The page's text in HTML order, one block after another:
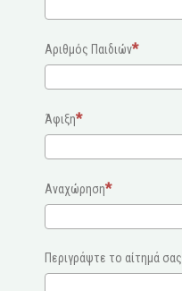
Αριθμός Παιδιών
Άφιξη
Αναχώρηση
Περιγράψτε το αίτημά σας